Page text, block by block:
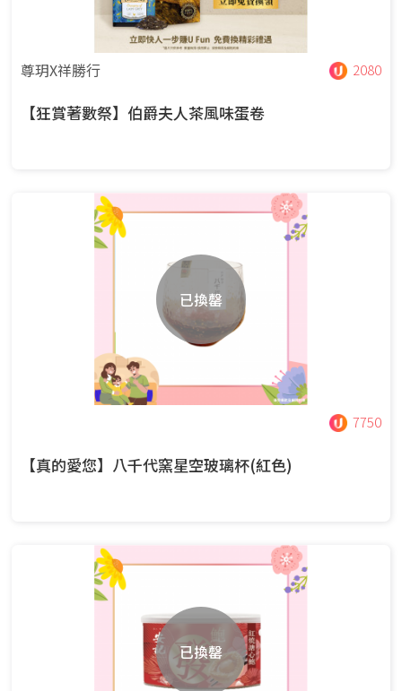
尊玥X祥勝行 2080
【狂賞著數祭】伯爵夫人茶風味蛋卷
已換罄
7750
【真的愛您】八千代窯星空玻璃杯(紅色)
已換罄